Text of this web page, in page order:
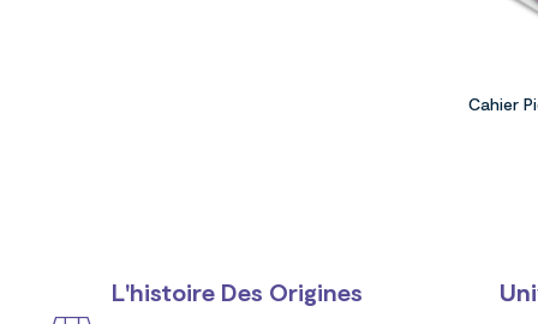
Cahier
L'histoire Des Origines